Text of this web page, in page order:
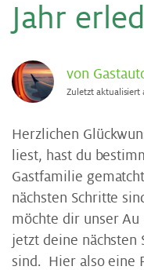
Jahr
von
Zuletzt aktualisiert
Herzlichen
liest, hast du
Gastfamilie
nächsten Schritte
möchte dir unser
jetzt deine nächsten
sind. Hier also eine